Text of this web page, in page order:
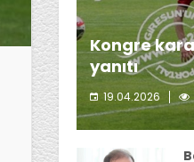
Kongre
yanıtı
19.04.2026
Giresunspor